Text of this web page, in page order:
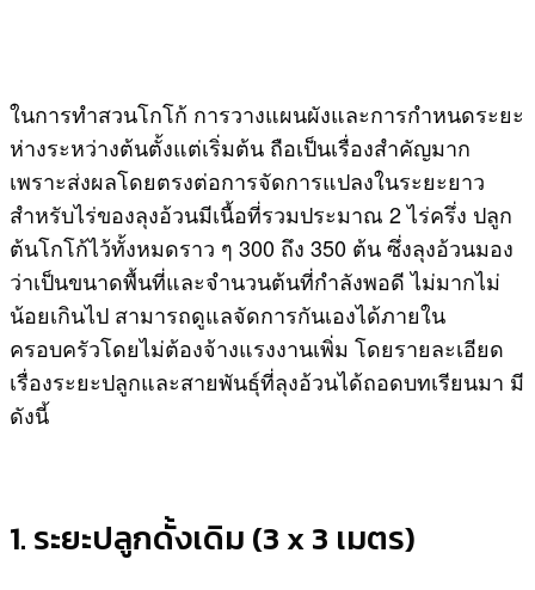
ในการทำสวนโกโก้ การวางแผนผังและการกำหนดระยะ
ห่างระหว่างต้นตั้งแต่เริ่มต้น ถือเป็นเรื่องสำคัญมาก
เพราะส่งผลโดยตรงต่อการจัดการแปลงในระยะยาว
สำหรับไร่ของลุงอ้วนมีเนื้อที่รวมประมาณ 2 ไร่ครึ่ง ปลูก
ต้นโกโก้ไว้ทั้งหมดราว ๆ 300 ถึง 350 ต้น ซึ่งลุงอ้วนมอง
ว่าเป็นขนาดพื้นที่และจำนวนต้นที่กำลังพอดี ไม่มากไม่
น้อยเกินไป สามารถดูแลจัดการกันเองได้ภายใน
ครอบครัวโดยไม่ต้องจ้างแรงงานเพิ่ม โดยรายละเอียด
เรื่องระยะปลูกและสายพันธุ์ที่ลุงอ้วนได้ถอดบทเรียนมา มี
ดังนี้
1. ระยะปลูกดั้งเดิม (3 x 3 เมตร)